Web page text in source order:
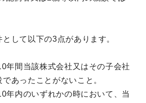
して以下の3点があります。
年間当該株式会社又はその子会社
あったことがないこと。
年内のいずれかの時において、当